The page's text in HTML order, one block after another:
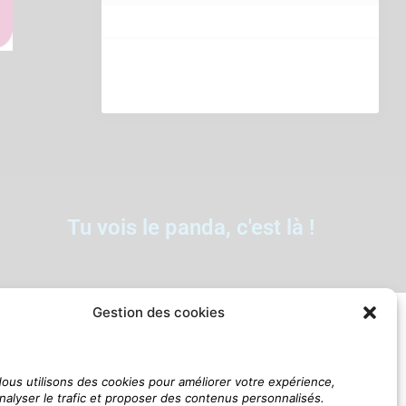
Gestion des cookies
utilisons des cookies pour améliorer votre expérience,
le trafic et proposer des contenus personnalisés.
Tu vois le panda, c'est là !